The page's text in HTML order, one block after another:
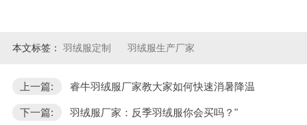
本文标签： 羽绒服定制 羽绒服生产厂家
上一篇: 睿牛羽绒服厂家教大家如何快速消暑降温
下一篇: 羽绒服厂家：反季羽绒服你会买吗？"